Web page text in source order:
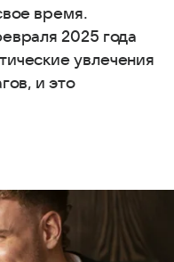
время.
2025 года
увлечения
и это